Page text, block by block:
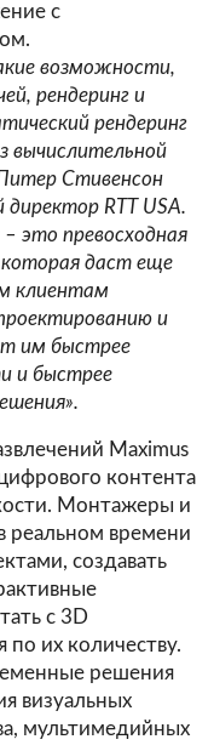
с
возможности,
рендеринг и
рендеринг
вычислительной
Стивенсон
директор RTT USA.
это превосходная
которая даст еще
клиентам
и
им быстрее
и быстрее
Maximus
контента
Монтажеры и
реальном времени
создавать
с 3D
по их количеству.
решения
визуальных
мультимедийных